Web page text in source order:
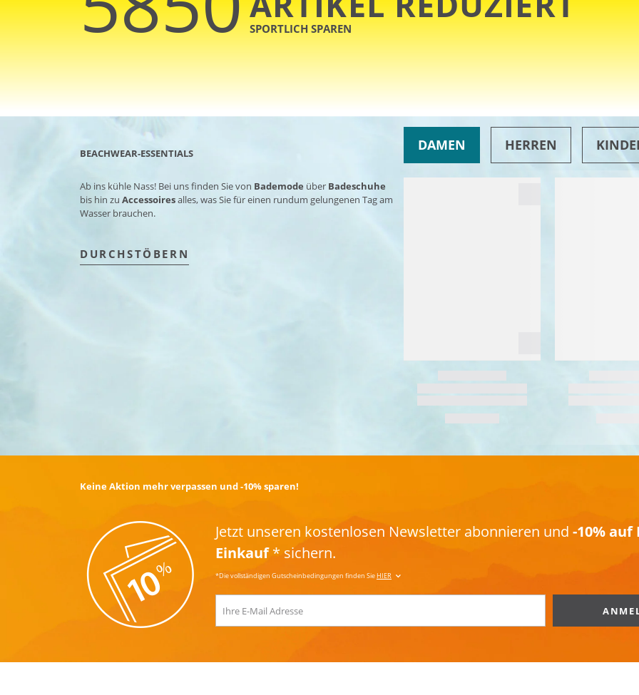
SPORTLICH SPAREN
BEACHWEAR-ESSENTIALS
Ab ins kühle Nass! Bei uns finden Sie von Bademode über Badeschuhe
bis hin zu Accessoiresalles, was Sie für einen rundum gelungenen Tag am
Wasser brauchen.
DURCHSTÖBERN
DAMEN HERREN
Keine Aktion mehr verpassen und -10% sparen!
Jetzt unseren kostenlosen Newsletter abonnieren und -10%
Einkauf* sichern.
*Die vollständigen Gutscheinbedingungen finden SieHIER